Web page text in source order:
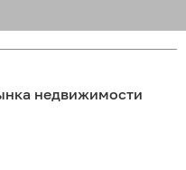
недвижимости